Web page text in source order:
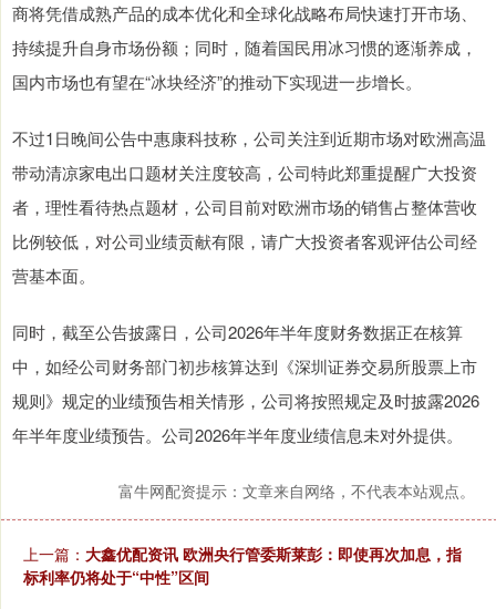
商将凭借成熟产品的成本优化和全球化战略布局快速打开市场、
持续提升自身市场份额；同时，随着国民用冰习惯的逐渐养成，
国内市场也有望在“冰块经济”的推动下实现进一步增长。
不过1日晚间公告中惠康科技称，公司关注到近期市场对欧洲高温
带动清凉家电出口题材关注度较高，公司特此郑重提醒广大投资
者，理性看待热点题材，公司目前对欧洲市场的销售占整体营收
比例较低，对公司业绩贡献有限，请广大投资者客观评估公司经
营基本面。
同时，截至公告披露日，公司2026年半年度财务数据正在核算
中，如经公司财务部门初步核算达到《深圳证券交易所股票上市
规则》规定的业绩预告相关情形，公司将按照规定及时披露2026
年半年度业绩预告。公司2026年半年度业绩信息未对外提供。
富牛网配资提示：文章来自网络，不代表本站观点。
上一篇： 大鑫优配资讯 欧洲央行管委斯莱彭：即使再次加息，指
标利率仍将处于“中性”区间